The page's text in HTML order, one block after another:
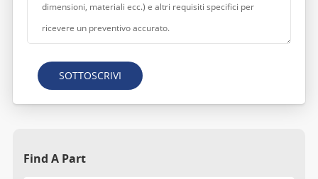
SOTTOSCRIVI
Find A Part